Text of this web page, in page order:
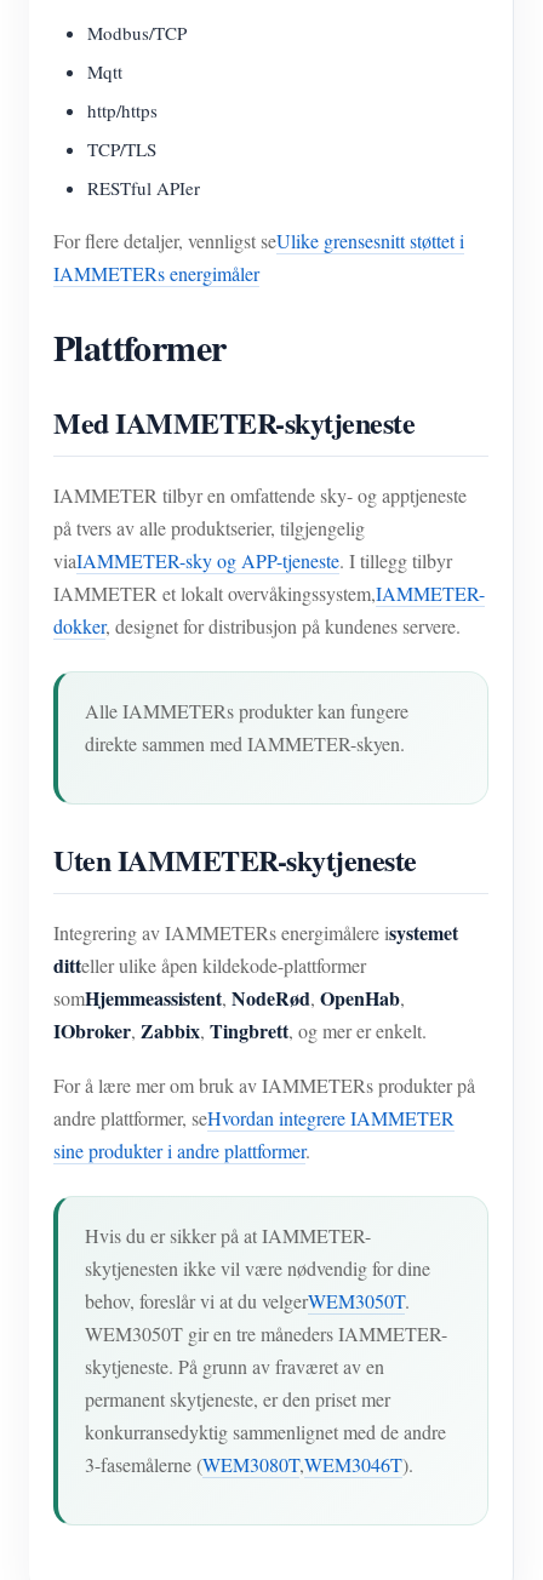
Modbus/TCP
Mqtt
http/https
TCP/TLS
RESTful APIer
For flere detaljer, vennligst seUlike grensesnitt støttet i
IAMMETERs energimåler
Plattformer
Med IAMMETER-skytjeneste
IAMMETER tilbyr en omfattende sky- og apptjeneste
på tvers av alle produktserier, tilgjengelig
viaIAMMETER-sky og APP-tjeneste. I tillegg tilbyr
IAMMETER et lokalt overvåkingssystem,IAMMETER-
dokker, designet for distribusjon på kundenes servere.
Alle IAMMETERs produkter kan fungere
direkte sammen med IAMMETER-skyen.
Uten IAMMETER-skytjeneste
Integrering av IAMMETERs energimålere isystemet
ditteller ulike åpen kildekode-plattformer
somHjemmeassistent, NodeRød, OpenHab,
IObroker, Zabbix, Tingbrett, og mer er enkelt.
For å lære mer om bruk av IAMMETERs produkter på
andre plattformer, seHvordan integrere IAMMETER
sine produkter i andre plattformer.
Hvis du er sikker på at IAMMETER-
skytjenesten ikke vil være nødvendig for dine
behov, foreslår vi at du velgerWEM3050T.
WEM3050T gir en tre måneders IAMMETER-
skytjeneste. På grunn av fraværet av en
permanent skytjeneste, er den priset mer
konkurransedyktig sammenlignet med de andre
3-fasemålerne (WEM3080T,WEM3046T).